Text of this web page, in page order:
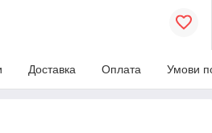
Доставка Оплата Умови